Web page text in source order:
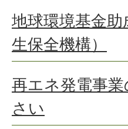
地球環境基金
生保全機構）
再エネ発電事
さい